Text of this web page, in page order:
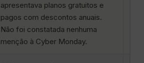
apresentava planos gratuitos e
pagos com descontos anuais.
Não foi constatada nenhuma
menção à Cyber Monday.